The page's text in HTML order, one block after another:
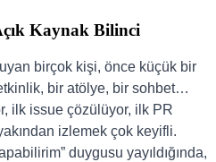
Kaynak Bilinci
birçok kişi, önce küçük bir
bir atölye, bir sohbet…
ilk issue çözülüyor, ilk PR
izlemek çok keyifli.
duygusu yayıldığında,